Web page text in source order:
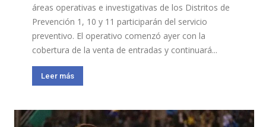
áreas operativas e investigativas de los Distritos de
Prevención 1, 10 y 11 participarán del servicio
preventivo. El operativo comenzó ayer con la
cobertura de la venta de entradas y continuará...
Leer más